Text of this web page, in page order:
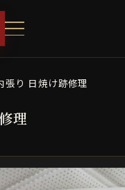
張り 日焼け跡修理
理